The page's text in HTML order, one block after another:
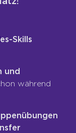
Skills
und
während